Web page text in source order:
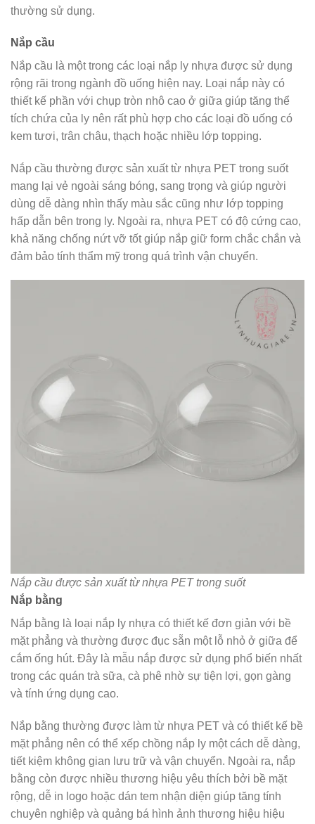
thường sử dụng.
Nắp cầu
Nắp cầu là một trong các loại nắp ly nhựa được sử dụng
rộng rãi trong ngành đồ uống hiện nay. Loại nắp này có
thiết kế phần với chụp tròn nhô cao ở giữa giúp tăng thể
tích chứa của ly nên rất phù hợp cho các loại đồ uống có
kem tươi, trân châu, thạch hoặc nhiều lớp topping.
Nắp cầu thường được sản xuất từ nhựa PET trong suốt
mang lại vẻ ngoài sáng bóng, sang trọng và giúp người
dùng dễ dàng nhìn thấy màu sắc cũng như lớp topping
hấp dẫn bên trong ly. Ngoài ra, nhựa PET có độ cứng cao,
khả năng chống nứt vỡ tốt giúp nắp giữ form chắc chắn và
đảm bảo tính thẩm mỹ trong quá trình vận chuyển.
Nắp cầu được sản xuất từ nhựa PET trong suốt
Nắp bằng
Nắp bằng là loại nắp ly nhựa có thiết kế đơn giản với bề
mặt phẳng và thường được đục sẵn một lỗ nhỏ ở giữa để
cắm ống hút. Đây là mẫu nắp được sử dụng phổ biến nhất
trong các quán trà sữa, cà phê nhờ sự tiện lợi, gọn gàng
và tính ứng dụng cao.
Nắp bằng thường được làm từ nhựa PET và có thiết kế bề
mặt phẳng nên có thể xếp chồng nắp ly một cách dễ dàng,
tiết kiệm không gian lưu trữ và vận chuyển. Ngoài ra, nắp
bằng còn được nhiều thương hiệu yêu thích bởi bề mặt
rộng, dễ in logo hoặc dán tem nhận diện giúp tăng tính
chuyên nghiệp và quảng bá hình ảnh thương hiệu hiệu